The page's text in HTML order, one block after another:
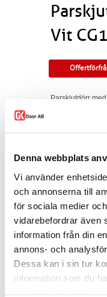
Denna webbplats
Vi använder
och annonserna till
för sociala medier
vidarebefordrar även
information från din
annons- och
Dessa kan i sin tur
information som du
Vit CG1
Parskjutdörr
draghandtag
standard.
i lika eller olika
parskjutdörr.
I offertförfrågan
glastyp, beslag
Kontakta oss via
några